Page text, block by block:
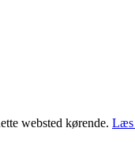
websted kørende. Læs